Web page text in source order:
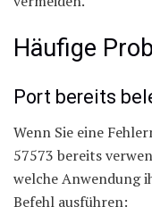
Häufige
Port bereits
Wenn Sie eine
57573 bereits
welche Anwendung
Befehl ausführen: